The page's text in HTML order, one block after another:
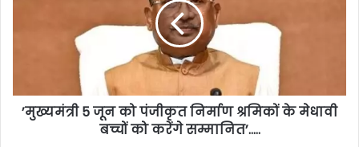
’मुख्यमंत्री 5 जून को पंजीकृत निर्माण श्रमिकों के मेधावी
बच्चों को करेंगे सम्मानित’…..